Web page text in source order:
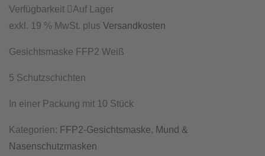
Verfügbarkeit
Auf Lager
exkl. 19 % MwSt. plus Versandkosten
Gesichtsmaske FFP2 Weiß
5 Schutzschichten
In einer Packung mit 10 Stück
Kategorien: FFP2-Gesichtsmaske, Mund &
Nasenschutzmasken